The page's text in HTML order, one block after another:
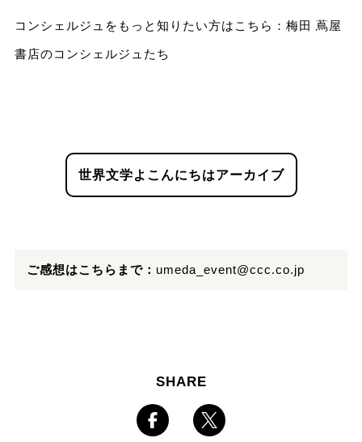
コンシェルジュをもっと知りたい方はこちら： 梅田 蔦屋
書店のコンシェルジュたち
世界文学よこんにちはアーカイブ
ご感想はこちらまで： umeda_event@ccc.co.jp
SHARE